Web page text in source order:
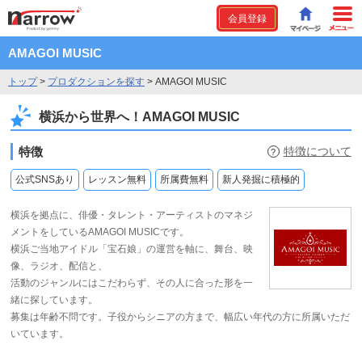
会員登録
AMAGOI MUSIC
トップ> プロダクションを探す > AMAGOI MUSIC
横浜から世界へ！AMAGOI MUSIC
特徴 ? 特徴について
公式SNSあり レッスン無料 所属費無料 新人発掘に積極的
横浜を拠点に、俳優・タレント・アーティストのマネジ
メントをしているAMAGOI MUSICです。
横浜ご当地アイドル「宝石娘」の運営を軸に、舞台、映
像、ラジオ、配信と、
活動のジャンルにはこだわらず、その人に合った形を一
緒に探しています。
募集は年齢不問です。子役からシニアの方まで、幅広い年代の方に所属いただ
いています。